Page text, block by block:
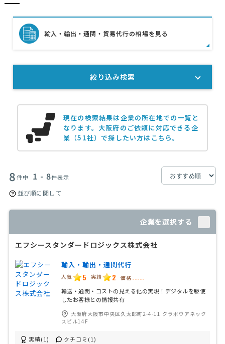
現在の検索結果は企業の所在地での一覧と
なります。 大阪府のご依頼に対応できる企
業（51社）で探したい方はこちら。
8件中 1 - 8件表示
並び順に関して
企業を選択する
エフシースタンダードロジックス株式会社
輸入・輸出・通関代行
人気 5 実績 2 価格 -----
輸送・通関・コストの見える化の実現！デジタルを駆使
したお客様との情報共有
大阪府大阪市中央区久太郎町2-4-11 クラボウアネック
スビル14F
実績(1) クチコミ(1)
輸入・輸出・通関・貿易代行の相場を見る
絞り込み検索